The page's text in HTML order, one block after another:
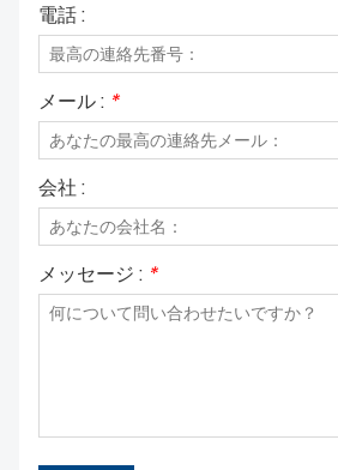
電話 :
メール : *
会社 :
メッセージ : *